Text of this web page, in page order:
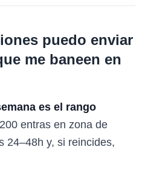
puedo enviar
me baneen en
es el rango
entras en zona de
24–48h y, si reincides,